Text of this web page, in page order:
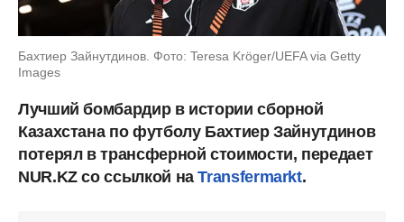
Бахтиер Зайнутдинов. Фото: Teresa Kröger/UEFA via Getty
Images
Лучший бомбардир в истории сборной
Казахстана по футболу Бахтиер Зайнутдинов
потерял в трансферной стоимости, передает
NUR.KZ со ссылкой наTransfermarkt.